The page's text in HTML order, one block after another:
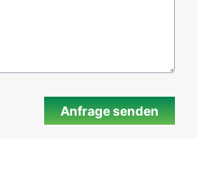
Anfrage senden